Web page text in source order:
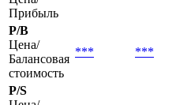
Прибыль
P/B
Цена/
Балансовая
стоимость
*** ***
P/S